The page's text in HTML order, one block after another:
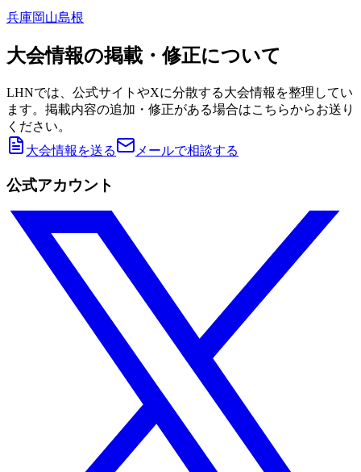
兵庫岡山島根
大会情報の掲載・修正について
LHNでは、公式サイトやXに分散する大会情報を整理してい
ます。掲載内容の追加・修正がある場合はこちらからお送り
ください。
大会情報を送る
メールで相談する
公式アカウント